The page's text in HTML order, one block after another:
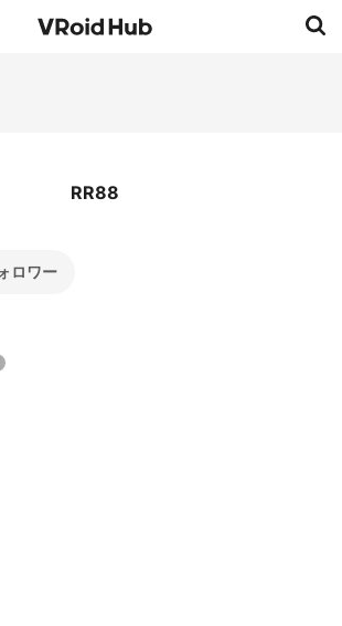
RR88
ロワー